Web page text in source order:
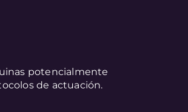
potencialmente
de actuación.